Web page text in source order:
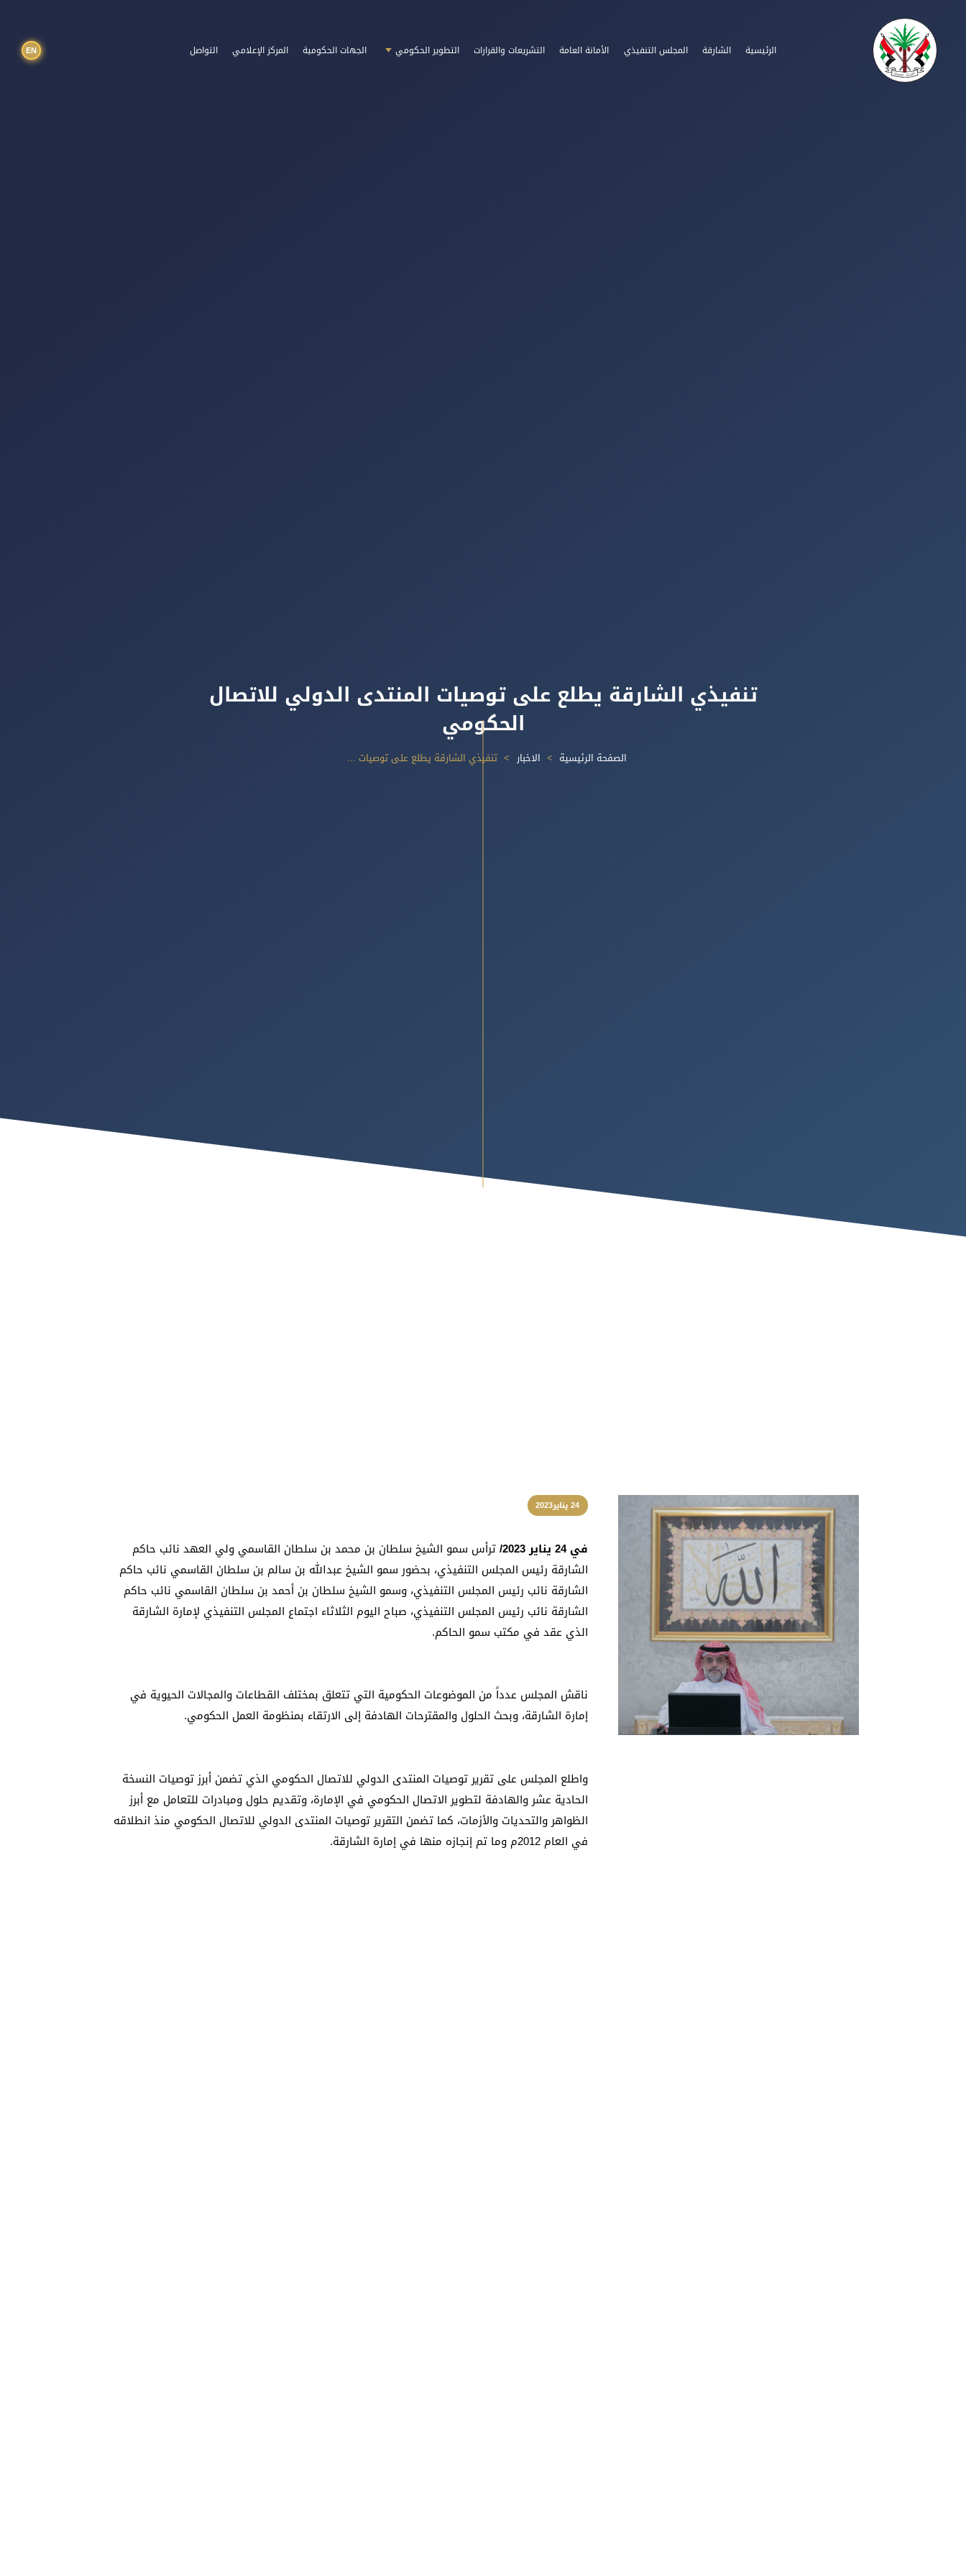
الرئيسية الشارقة المجلس التنفيذي الأمانة العامة التشريعات والقرارات التطوير الحكومي الجهات الحكومية المركز الإعلامي التواصل EN
تنفيذي الشارقة يطلع على توصيات المنتدى الدولي للاتصال
الحكومي
الصفحة الرئيسية الاخبار تنفيذي الشارقة يطلع على توصيات المنتدى الدولي للاتصال الحكومي
24 يناير2023
في 24 يناير 2023/
ترأس سمو الشيخ سلطان بن محمد بن سلطان القاسمي ولي العهد نائب حاكم
الشارقة رئيس المجلس التنفيذي، بحضور سمو الشيخ عبدالله بن سالم بن سلطان القاسمي نائب حاكم
الشارقة نائب رئيس المجلس التنفيذي، وسمو الشيخ سلطان بن أحمد بن سلطان القاسمي نائب حاكم
الشارقة نائب رئيس المجلس التنفيذي، صباح اليوم الثلاثاء اجتماع المجلس التنفيذي لإمارة الشارقة
الذي عقد في مكتب سمو الحاكم.
ناقش المجلس عدداً من الموضوعات الحكومية التي تتعلق بمختلف القطاعات والمجالات الحيوية في
إمارة الشارقة، وبحث الحلول والمقترحات الهادفة إلى الارتقاء بمنظومة العمل الحكومي.
واطلع المجلس على تقرير توصيات المنتدى الدولي للاتصال الحكومي الذي تضمن أبرز توصيات النسخة
الحادية عشر والهادفة لتطوير الاتصال الحكومي في الإمارة، وتقديم حلول ومبادرات للتعامل مع أبرز
الظواهر والتحديات والأزمات، كما تضمن التقرير توصيات المنتدى الدولي للاتصال الحكومي منذ انطلاقه
في العام 2012م وما تم إنجازه منها في إمارة الشارقة.